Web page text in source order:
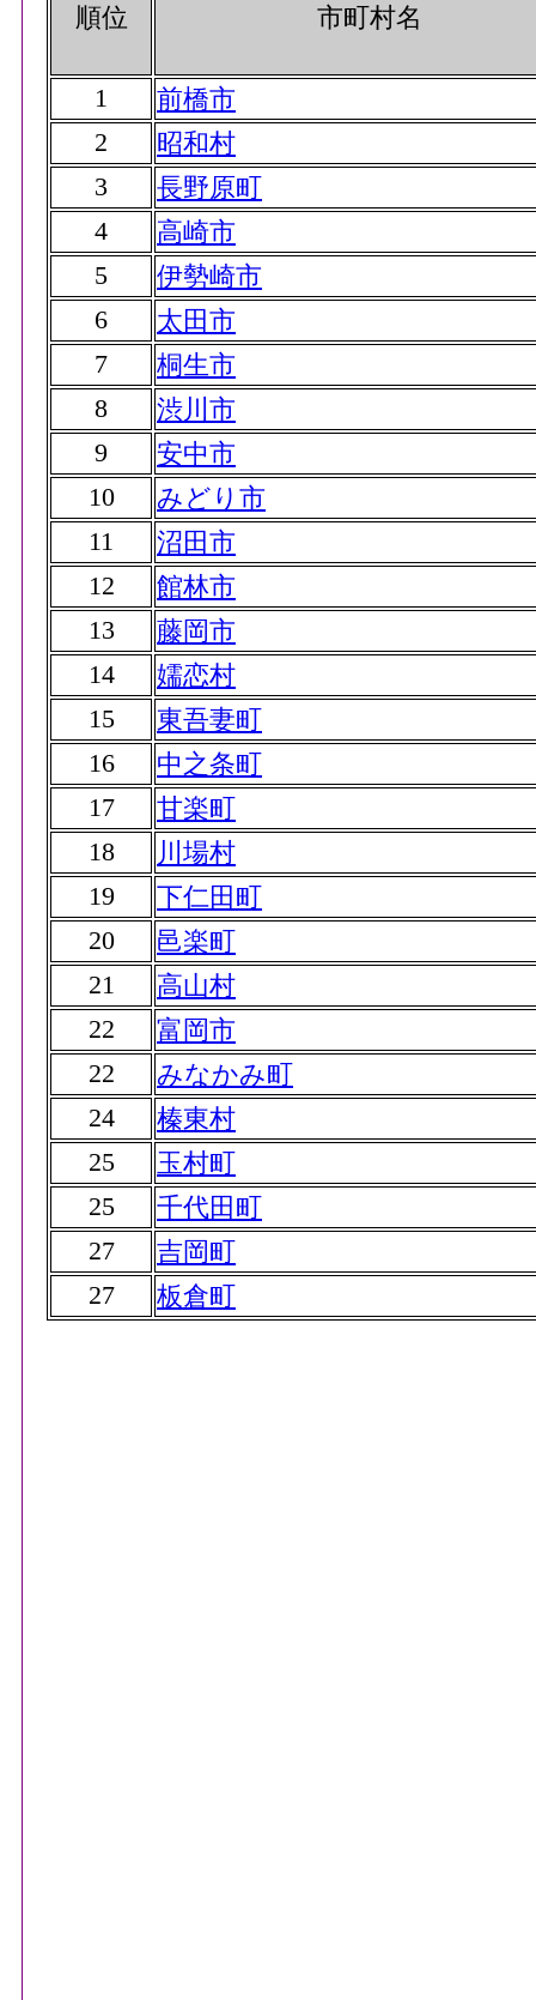
順位 市町村名
1
前橋市
2
昭和村
3
長野原町
4
高崎市
5
伊勢崎市
6
太田市
7
桐生市
8
渋川市
9
安中市
10
みどり市
11
沼田市
12
館林市
13
藤岡市
14
嬬恋村
15
東吾妻町
16
中之条町
17
甘楽町
18
川場村
19
下仁田町
20
邑楽町
21
高山村
22
富岡市
22
みなかみ町
24
榛東村
25
玉村町
25
千代田町
27
吉岡町
27
板倉町